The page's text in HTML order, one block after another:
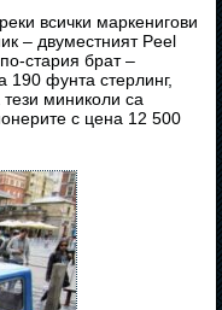
всички маркенигови
– двуместният Peel
стария брат –
190 фунта стерлинг,
тези миниколи са
с цена 12 500